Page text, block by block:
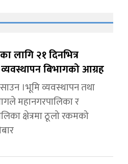
लागि २१ दिनभित्र
बिभागको आग्रह
।भूमि व्यवस्थापन तथा
महानगरपालिका र
क्षेत्रमा ठूलो रकमको